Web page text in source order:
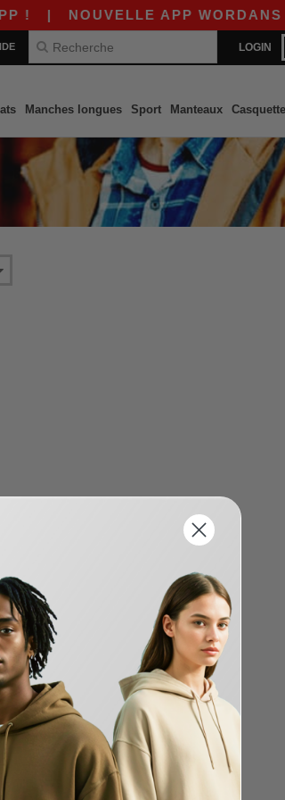
| NOUVELLE APP WORDANS !
LOGIN
Manches longues Sport Manteaux